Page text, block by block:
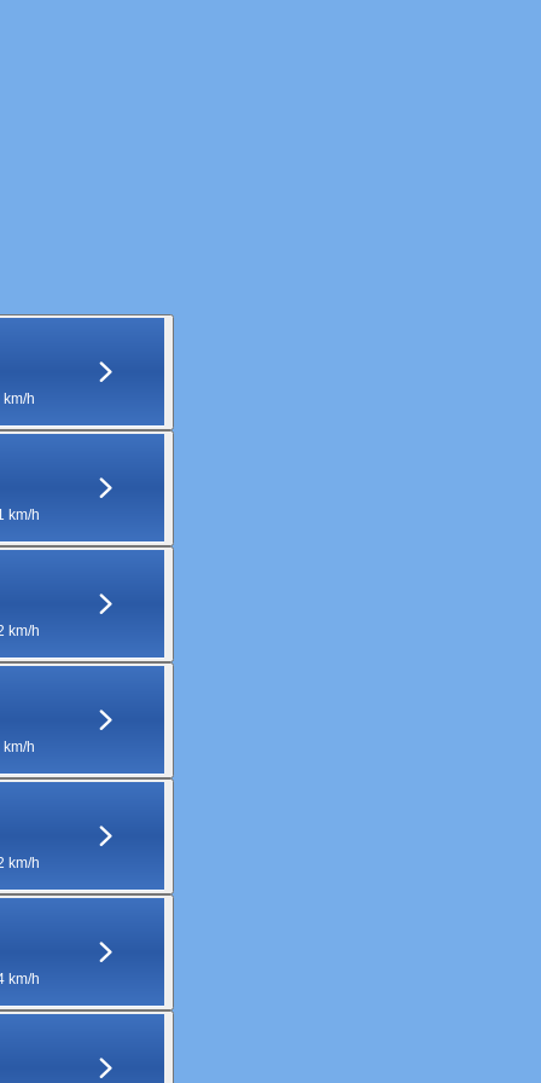
km/h
km/h
km/h
km/h
km/h
km/h